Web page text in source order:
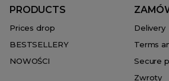
PRODUCTS
Prices drop
BESTSELLERY
NOWOŚCI
Delivery
Terms
Secure
Zwroty